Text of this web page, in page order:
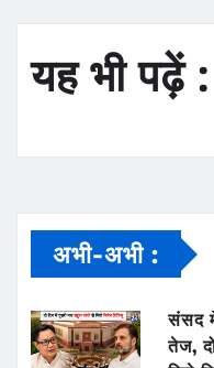
यह भी पढ़ें :
अभी-अभी :
संसद
तेज,